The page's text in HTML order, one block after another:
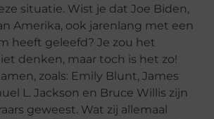
situatie. Wist je dat Joe Biden,
Amerika, ook jarenlang met een
heeft geleefd? Je zou het
denken, maar toch is het zo!
zoals: Emily Blunt, James
L. Jackson en Bruce Willis zijn
geweest. Wat zij allemaal